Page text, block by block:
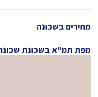
מחירים בשכונה
מפת תמ"א בשכונת שכונת